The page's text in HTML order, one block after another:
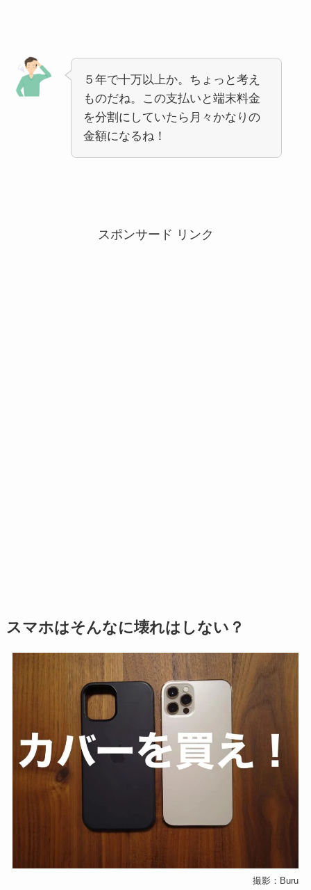
５年で十万以上か。ちょっと考え
ものだね。この支払いと端末料金
を分割にしていたら月々かなりの
金額になるね！
スポンサード リンク
スマホはそんなに壊れはしない？
撮影：Buru